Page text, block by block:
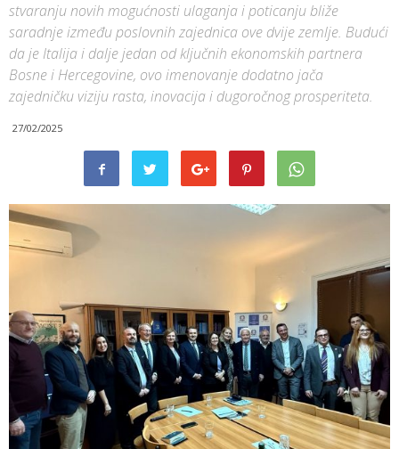
stvaranju novih mogućnosti ulaganja i poticanju bliže
saradnje između poslovnih zajednica ove dvije zemlje. Budući
da je Italija i dalje jedan od ključnih ekonomskih partnera
Bosne i Hercegovine, ovo imenovanje dodatno jača
zajedničku viziju rasta, inovacija i dugoročnog prosperiteta.
27/02/2025